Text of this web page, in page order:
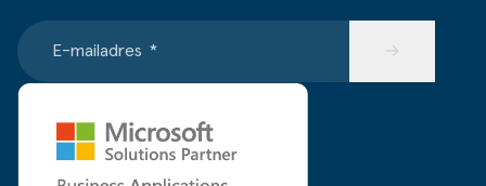
E-mailadres * →